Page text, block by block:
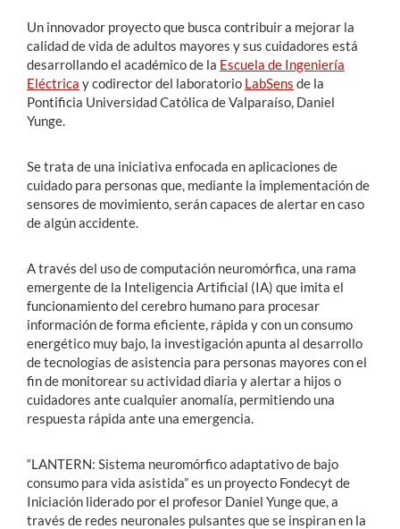
Un innovador proyecto que busca contribuir a mejorar la
calidad de vida de adultos mayores y sus cuidadores está
desarrollando el académico de la Escuela de Ingeniería
Eléctrica y codirector del laboratorio LabSens de la
Pontificia Universidad Católica de Valparaíso, Daniel
Yunge.
Se trata de una iniciativa enfocada en aplicaciones de
cuidado para personas que, mediante la implementación de
sensores de movimiento, serán capaces de alertar en caso
de algún accidente.
A través del uso de computación neuromórfica, una rama
emergente de la Inteligencia Artificial (IA) que imita el
funcionamiento del cerebro humano para procesar
información de forma eficiente, rápida y con un consumo
energético muy bajo, la investigación apunta al desarrollo
de tecnologías de asistencia para personas mayores con el
fin de monitorear su actividad diaria y alertar a hijos o
cuidadores ante cualquier anomalía, permitiendo una
respuesta rápida ante una emergencia.
“LANTERN: Sistema neuromórfico adaptativo de bajo
consumo para vida asistida” es un proyecto Fondecyt de
Iniciación liderado por el profesor Daniel Yunge que, a
través de redes neuronales pulsantes que se inspiran en la